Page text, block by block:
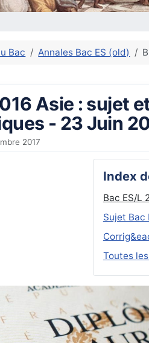
Bac Annales Bac ES (old)
Asie : sujet
- 23 Juin
2017
Index
Bac ES/L
Sujet Bac
Toutes